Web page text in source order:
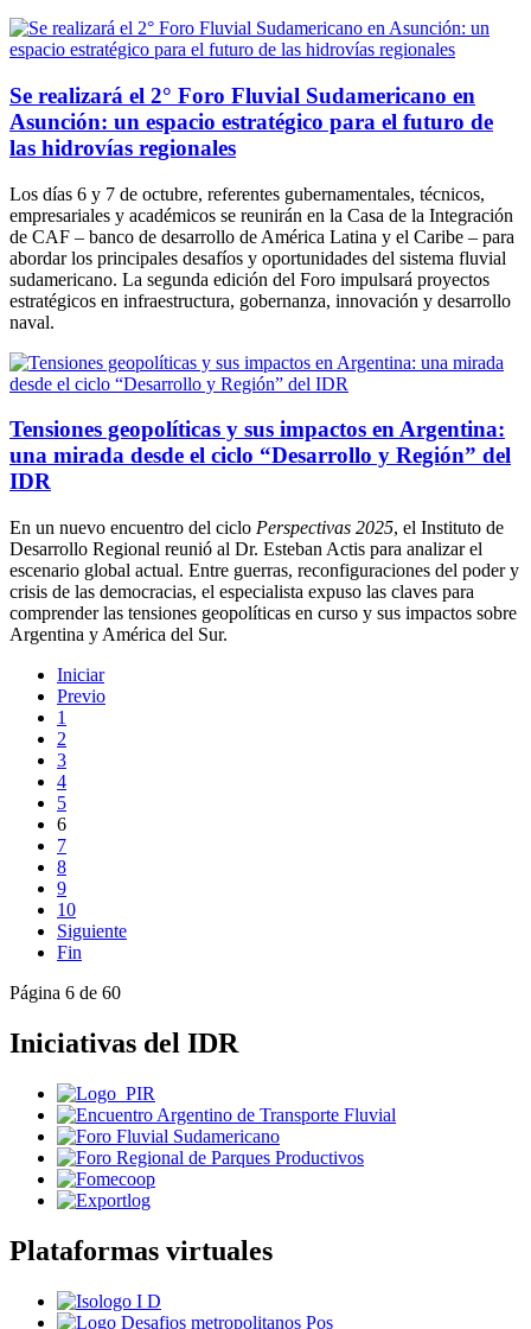
Se realizará el 2° Foro Fluvial Sudamericano en
Asunción: un espacio estratégico para el futuro de
las hidrovías regionales
Los días 6 y 7 de octubre, referentes gubernamentales, técnicos,
empresariales y académicos se reunirán en la Casa de la Integración
de CAF – banco de desarrollo de América Latina y el Caribe – para
abordar los principales desafíos y oportunidades del sistema fluvial
sudamericano. La segunda edición del Foro impulsará proyectos
estratégicos en infraestructura, gobernanza, innovación y desarrollo
naval.
Tensiones geopolíticas y sus impactos en Argentina:
una mirada desde el ciclo “Desarrollo y Región” del
IDR
En un nuevo encuentro del ciclo Perspectivas 2025, el Instituto de
Desarrollo Regional reunió al Dr. Esteban Actis para analizar el
escenario global actual. Entre guerras, reconfiguraciones del poder y
crisis de las democracias, el especialista expuso las claves para
comprender las tensiones geopolíticas en curso y sus impactos sobre
Argentina y América del Sur.
Iniciar
Previo
1
2
3
4
5
6
7
8
9
10
Siguiente
Fin
Página 6 de 60
Iniciativas del IDR
Plataformas virtuales